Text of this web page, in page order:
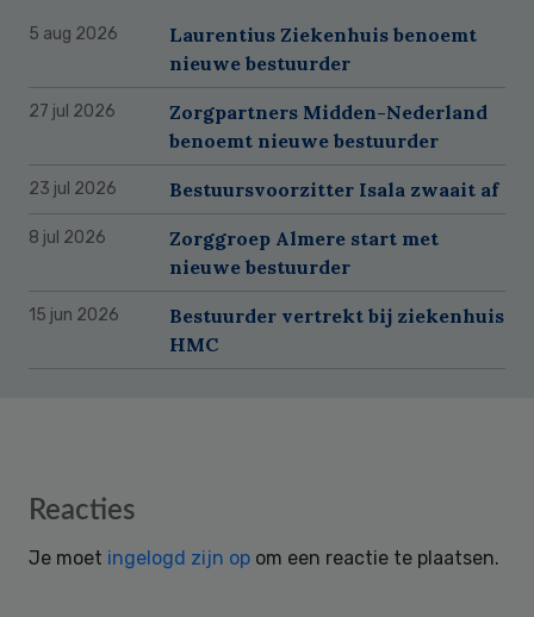
5 aug 2026
Laurentius Ziekenhuis benoemt
nieuwe bestuurder
27 jul 2026
Zorgpartners Midden-Nederland
benoemt nieuwe bestuurder
23 jul 2026 Bestuursvoorzitter Isala zwaait af
8 jul 2026
Zorggroep Almere start met
nieuwe bestuurder
15 jun 2026
Bestuurder vertrekt bij ziekenhuis
HMC
Reader
Reacties
Je moet ingelogd zijn op om een reactie te plaatsen.